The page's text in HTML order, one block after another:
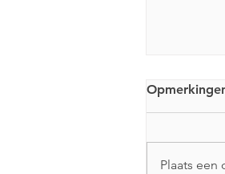
Plaats een